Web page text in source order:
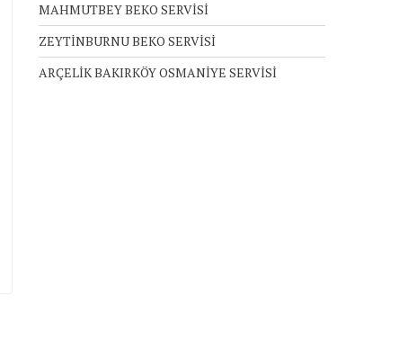
MAHMUTBEY BEKO SERVİSİ
ZEYTİNBURNU BEKO SERVİSİ
ARÇELİK BAKIRKÖY OSMANİYE SERVİSİ